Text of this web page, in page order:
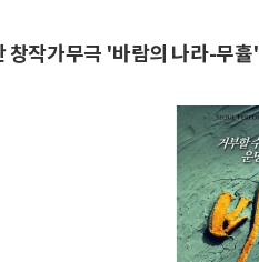
창작가무극 '바람의 나라-무휼'